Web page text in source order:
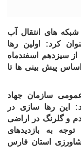
شبکه های انتقال آب
کرد: اولین رها
سیزدهم اسفندماه
پیش بینی ها تا
سازمان جهاد
این رها سازی در
و گلرنگ در اراضی
به بازدیدهای
استان فارس